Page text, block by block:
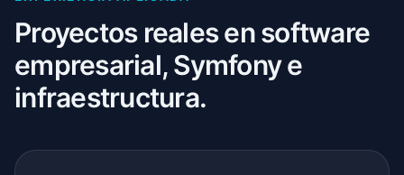
Proyectos reales en software
empresarial, Symfony e
infraestructura.